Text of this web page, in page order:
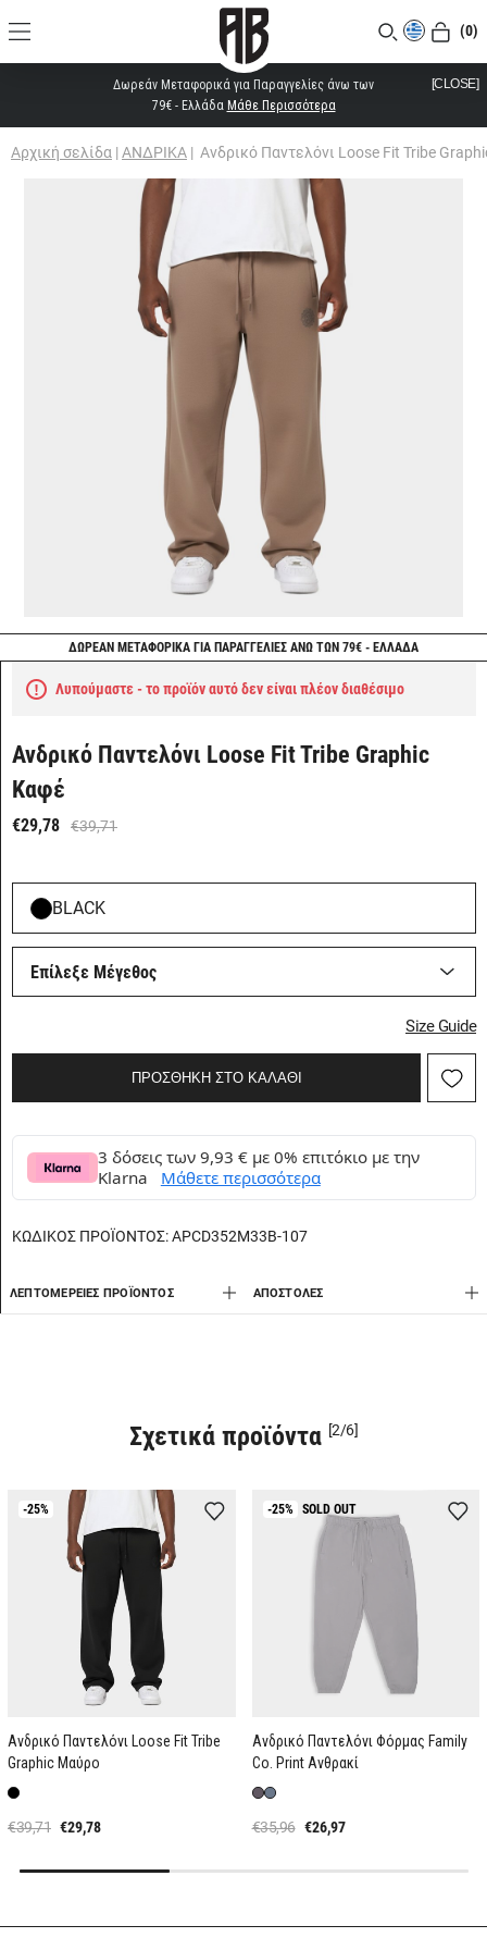
(0)
Δωρεάν Μεταφορικά για Παραγγελίες άνω των
79€ - Ελλάδα Μάθε Περισσότερα
[CLOSE]
Αρχική σελίδα | ΑΝΔΡΙΚΑ | Ανδρικό Παντελόνι Loose Fit Tribe
ΔΩΡΕΑΝ ΜΕΤΑΦΟΡΙΚΑ ΓΙΑ ΠΑΡΑΓΓΕΛΙΕΣ ΑΝΩ ΤΩΝ 79€ - ΕΛΛΑΔΑ
Λυπούμαστε - το προϊόν αυτό δεν είναι πλέον διαθέσιμο
Ανδρικό Παντελόνι Loose Fit Tribe Graphic
Καφέ
€29,78 €39,71
BLACK
Επίλεξε Μέγεθος
Size Guide
ΠΡΟΣΘΗΚΗ ΣΤΟ ΚΑΛΑΘΙ
3 δόσεις των 9,93 € με 0% επιτόκιο με την
Klarna
Μάθετε περισσότερα
ΚΩΔΙΚΟΣ ΠΡΟΪΟΝΤΟΣ:APCD352M33B-107
ΛΕΠΤΟΜΈΡΕΙΕΣ ΠΡΟΪΌΝΤΟΣ AΠΟΣΤΟΛΈΣ
Σχετικά προϊόντα [2/6]
-25%
Ανδρικό Παντελόνι Loose Fit Tribe
Graphic Μαύρο
€39,71 €29,78
-25% SOLD OUT
Ανδρικό Παντελόνι Φόρμας Family
Co. Print Ανθρακί
€35,96 €26,97